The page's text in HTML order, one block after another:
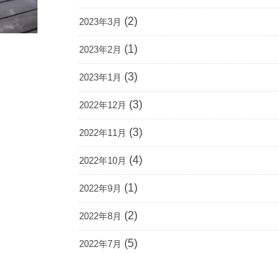
2023年3月 (2)
2023年2月 (1)
2023年1月 (3)
2022年12月 (3)
2022年11月 (3)
2022年10月 (4)
2022年9月 (1)
2022年8月 (2)
2022年7月 (5)